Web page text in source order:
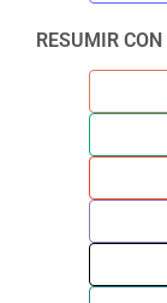
RESUMIR